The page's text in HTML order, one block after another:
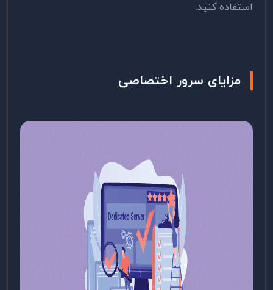
استفاده کنید.
مزایای سرور اختصاصی